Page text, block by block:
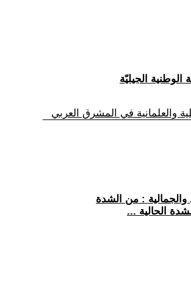
والعلمانية في المشرق العربي
والجمالية : من الشدة
الحالية ...